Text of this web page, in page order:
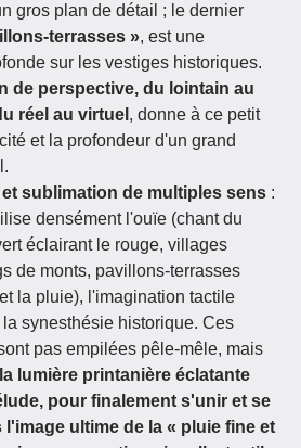
gros plan de détail ; le dernier
terrasses », est une
sur les vestiges historiques.
de perspective, du lointain au
réel au virtuel , donne à ce petit
et la profondeur d'un grand
sublimation de multiples sens :
densément l'ouïe (chant du
éclairant le rouge, villages
de monts, pavillons-terrasses
la pluie), l'imagination tactile
la synesthésie historique. Ces
pas empilées pêle-mêle, mais
lumière printanière éclatante
pour finalement s'unir et se
ultime de la « pluie fine et